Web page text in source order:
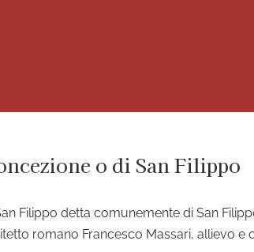
o di San Filippo
Filippo detta comunemente di San
romano Francesco Massari,